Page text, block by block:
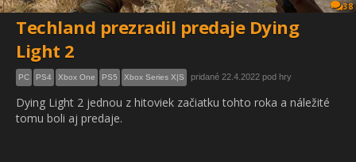
38
Techland prezradil predaje Dying
Light 2
PC PS4 Xbox One PS5 Xbox Series X|S pridané 22.4.2022 pod hry
Dying Light 2 jednou z hitoviek začiatku tohto roka a náležité
tomu boli aj predaje.